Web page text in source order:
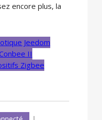
encore plus, la
Jeedom
II
Zigbee